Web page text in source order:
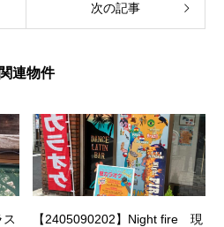
次の記事
関連物件
ス
【2405090202】Night fire 現